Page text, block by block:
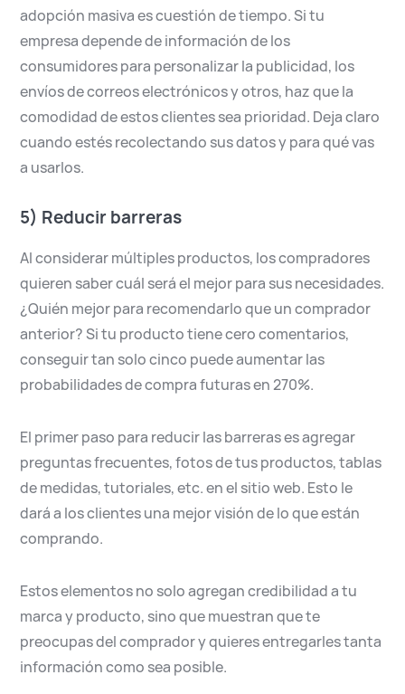
adopción masiva es cuestión de tiempo. Si tu
empresa depende de información de los
consumidores para personalizar la publicidad, los
envíos de correos electrónicos y otros, haz que la
comodidad de estos clientes sea prioridad. Deja claro
cuando estés recolectando sus datos y para qué vas
a usarlos.
5) Reducir barreras
Al considerar múltiples productos, los compradores
quieren saber cuál será el mejor para sus necesidades.
¿Quién mejor para recomendarlo que un comprador
anterior? Si tu producto tiene cero comentarios,
conseguir tan solo cinco puede aumentar las
probabilidades de compra futuras en 270%.
El primer paso para reducir las barreras es agregar
preguntas frecuentes, fotos de tus productos, tablas
de medidas, tutoriales, etc. en el sitio web. Esto le
dará a los clientes una mejor visión de lo que están
comprando.
Estos elementos no solo agregan credibilidad a tu
marca y producto, sino que muestran que te
preocupas del comprador y quieres entregarles tanta
información como sea posible.